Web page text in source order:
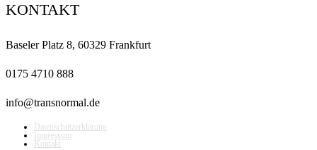
KONTAKT
Baseler Platz 8, 60329 Frankfurt
0175 4710 888
info@transnormal.de
Datenschutzerklärung
Impressum
Kontakt